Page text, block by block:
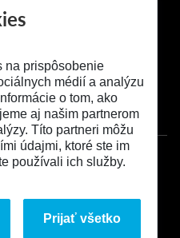
na prispôsobenie
médií a analýzu
o tom, ako
aj našim partnerom
Títo partneri môžu
údajmi, ktoré ste im
používali ich služby.
Prijať všetko